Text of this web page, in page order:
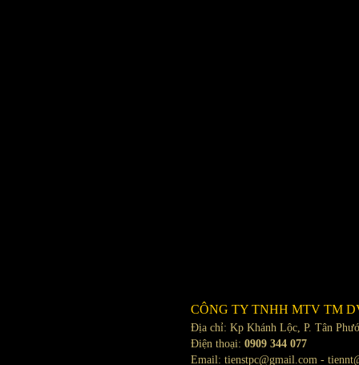
CÔNG TY TNHH MTV TM
Địa chỉ: Kp Khánh Lộc, P. Tân
Điện thoại: 0909 344 077
Email: tienstpc@gmail.com -